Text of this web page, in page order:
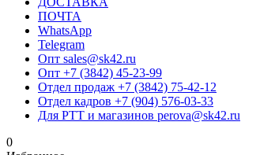
ПОЧТА
WhatsApp
Telegram
Опт sales@sk42.ru
Опт +7 (3842) 45-23-99
Отдел продаж +7 (3842) 75-42-12
Отдел кадров +7 (904) 576-03-33
Для РТТ и магазинов perova@sk42.ru
0